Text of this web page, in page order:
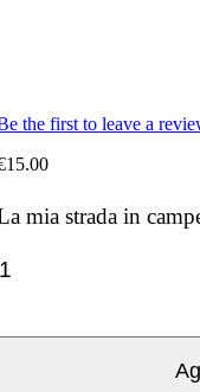
the first to leave a
15.00
mia strada in